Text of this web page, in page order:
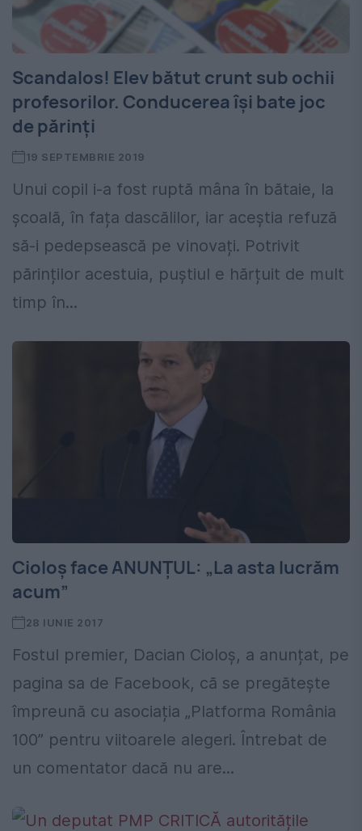
Scandalos! Elev bătut crunt sub ochii
profesorilor. Conducerea își bate joc
de părinți
19 SEPTEMBRIE 2019
Unui copil i-a fost ruptă mâna în bătaie, la
școală, în fața dascălilor, iar aceștia refuză
să-i pedepsească pe vinovați. Potrivit
părinților acestuia, puștiul e hărțuit de mult
timp în...
Cioloș face ANUNȚUL: „La asta lucrăm
acum”
28 IUNIE 2017
Fostul premier, Dacian Cioloș, a anunțat, pe
pagina sa de Facebook, că se pregătește
împreună cu asociația „Platforma România
100” pentru viitoarele alegeri. Întrebat de
un comentator dacă nu are...